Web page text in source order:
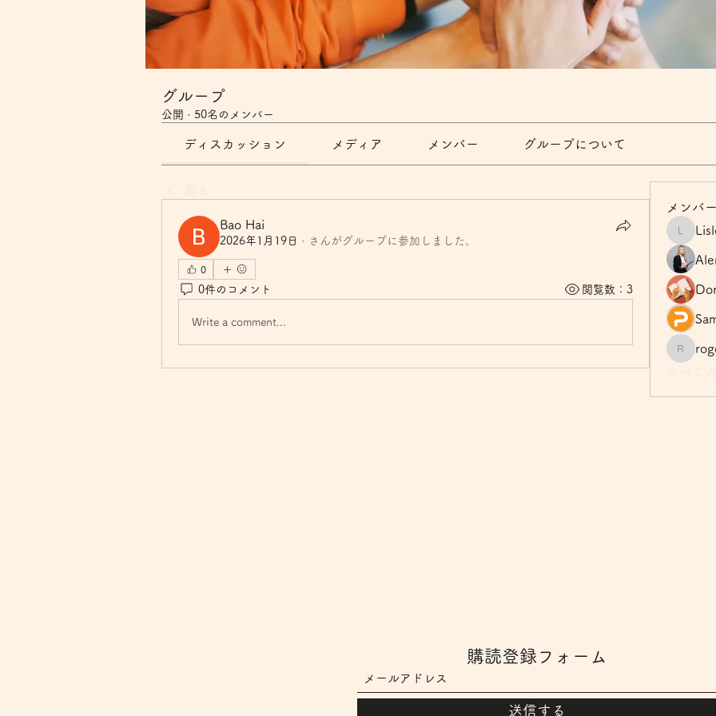
グループ
公開 · 50名のメンバー
ディスカッション メディア メンバー グループについて
Bao Hai
2026年1月19日 · さんがグループに参加しました。
0
0件のコメント 閲覧数：3
Write a comment...
メンバー
購読登録フォーム
送信する